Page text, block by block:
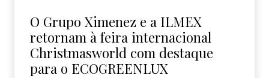
O Grupo Ximenez e a ILMEX
retornam à feira internacional
Christmasworld com destaque
para o ECOGREENLUX